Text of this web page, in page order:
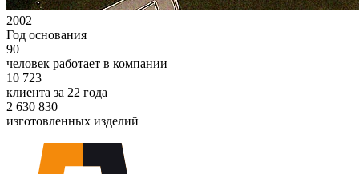
2002
Год основания
90
человек работает в компании
10 723
клиента за 22 года
2 630 830
изготовленных изделий